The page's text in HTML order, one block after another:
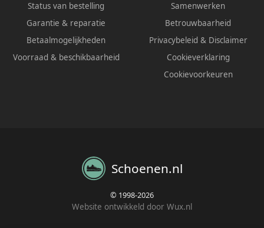
Status van bestelling
Garantie & reparatie
Betaalmogelijkheden
Voorraad & beschikbaarheid
Samenwerken
Betrouwbaarheid
Privacybeleid & Disclaimer
Cookieverklaring
Cookievoorkeuren
Schoenen.nl
© 1998-2026
Website ontwikkeld door Wux.nl